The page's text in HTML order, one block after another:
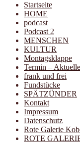
Startseite
HOME
podcast
Podcast 2
MENSCHEN
KULTUR
Montagsklappe
Termin –
frank und frei
Fundstücke
SPÄTZÜNDER
Kontakt
Impressum
Datenschutz
Rote Galerie
ROTE